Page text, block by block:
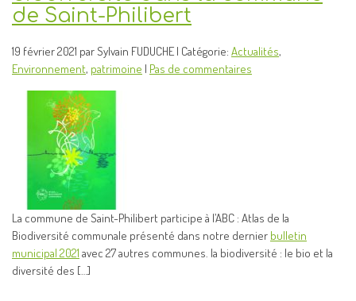
de Saint-Philibert
19 février 2021 par Sylvain FUDUCHE | Catégorie: Actualités,
Environnement, patrimoine | Pas de commentaires
La commune de Saint-Philibert participe à l’ABC : Atlas de la
Biodiversité communale présenté dans notre dernier bulletin
municipal 2021 avec 27 autres communes. la biodiversité : le bio et la
diversité des […]